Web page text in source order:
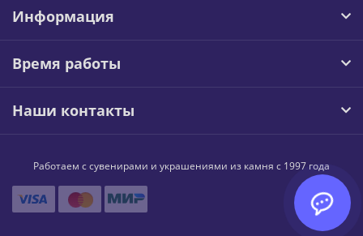
Информация
Время работы
Наши контакты
Работаем с сувенирами и украшениями из камня с 1997 года